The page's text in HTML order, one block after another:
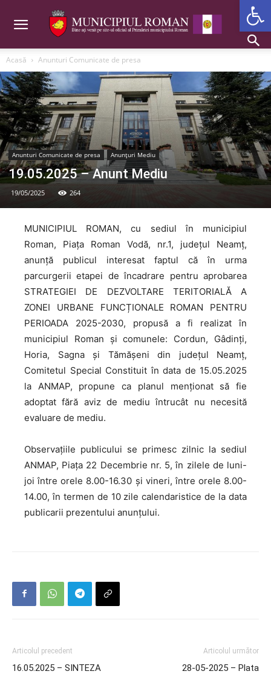
Acasă Anunturi Comunicate de presa
Anunturi Comunicate de presa Anunțuri Mediu
19.05.2025 – Anunt Mediu
19/05/2025 264
MUNICIPIUL ROMAN, cu sediul în municipiul
Roman, Piața Roman Vodă, nr.1, judeţul Neamţ,
anunţă publicul interesat faptul că în urma
parcurgerii etapei de încadrare pentru aprobarea
STRATEGIEI DE DEZVOLTARE TERITORIALĂ A
ZONEI URBANE FUNCȚIONALE ROMAN PENTRU
PERIOADA 2025-2030, propusă a fi realizat în
municipiul Roman și comunele: Cordun, Gâdinți,
Horia, Sagna și Tămășeni din județul Neamț,
Comitetul Special Constituit în data de 15.05.2025
la ANMAP, propune ca planul menţionat să fie
adoptat fără aviz de mediu întrucât nu necesită
evaluare de mediu.
Observaţiile publicului se primesc zilnic la sediul
ANMAP, Piaţa 22 Decembrie nr. 5, în zilele de luni-
joi între orele 8.00-16.30 şi vineri, între orele 8.00-
14.00, în termen de 10 zile calendaristice de la data
publicarii prezentului anunţului.
Articolul precedent
16.05.2025 – SINTEZA
Articolul următor
28-05-2025 – Plata